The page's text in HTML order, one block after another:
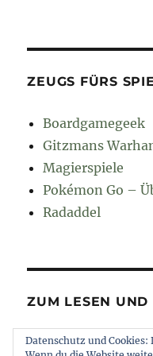
ZEUGS FÜRS
Boardgamegeek
Gitzmans
Magierspiele
Pokémon Go –
Radaddel
ZUM LESEN UND
Euroncap
Datenschutz und Cookies: